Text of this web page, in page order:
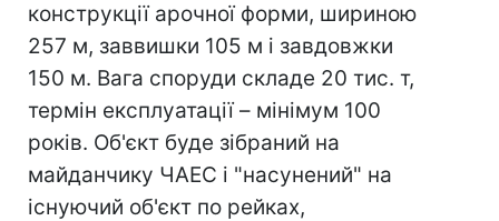
конструкції арочної форми, шириною
257 м, заввишки 105 м і завдовжки
150 м. Вага споруди складе 20 тис. т,
термін експлуатації – мінімум 100
років. Об'єкт буде зібраний на
майданчику ЧАЕС і "насунений" на
існуючий об'єкт по рейках,